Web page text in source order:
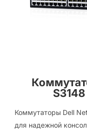
Коммутаторы Dell
для надежной